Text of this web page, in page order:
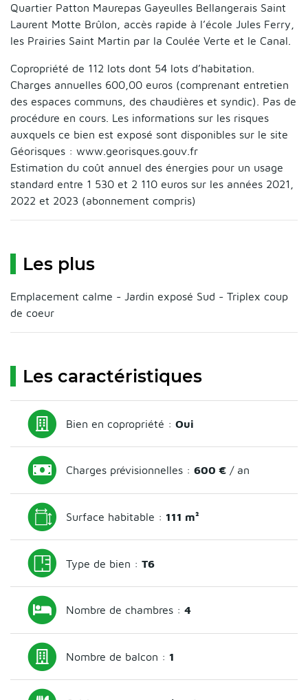
Quartier Patton Maurepas Gayeulles Bellangerais Saint
Laurent Motte Brûlon, accès rapide à l’école Jules Ferry,
les Prairies Saint Martin par la Coulée Verte et le Canal.
Copropriété de 112 lots dont 54 lots d’habitation.
Charges annuelles 600,00 euros (comprenant entretien
des espaces communs, des chaudières et syndic). Pas de
procédure en cours. Les informations sur les risques
auxquels ce bien est exposé sont disponibles sur le site
Géorisques : www.georisques.gouv.fr
Estimation du coût annuel des énergies pour un usage
standard entre 1 530 et 2 110 euros sur les années 2021,
2022 et 2023 (abonnement compris)
Les plus
Emplacement calme - Jardin exposé Sud - Triplex coup
de coeur
Les caractéristiques
Bien en copropriété :Oui
Charges prévisionnelles :600 € / an
Surface habitable : 111 m²
Type de bien :T6
Nombre de chambres :4
Nombre de balcon : 1